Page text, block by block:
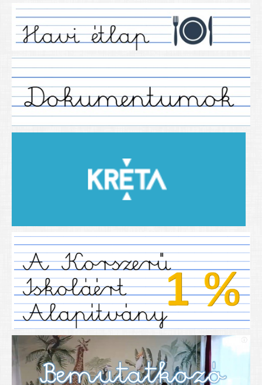
Régebbi tanéveink
2021/2022 tanév
2013/2014. tanév
2014/2015. tanév
2015/2016. tanév
2016/2017 tanév
2018/2019 tanév
2019/2020-as tanév
Pályázataink
SIHU
EFOP 325
TÁMOP
TIOP
Határtalanul
Névadónk